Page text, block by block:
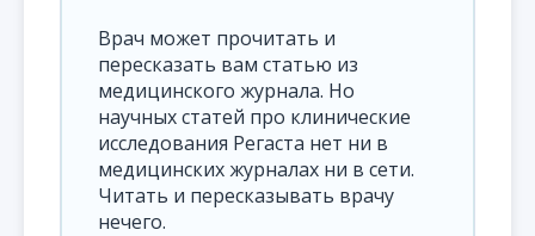
Врач может прочитать и
пересказать вам статью из
медицинского журнала. Но
научных статей про клинические
исследования Регаста нет ни в
медицинских журналах ни в сети.
Читать и пересказывать врачу
нечего.